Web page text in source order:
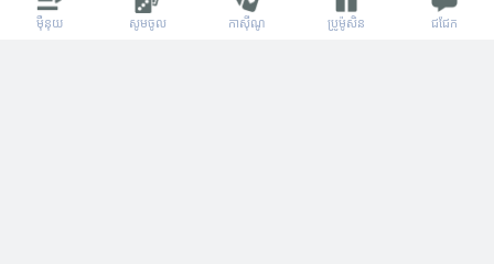
ម៉ឺនុយ សូមចូល កាស៊ីណូ ប្រូម៉ូសិន ជជែក